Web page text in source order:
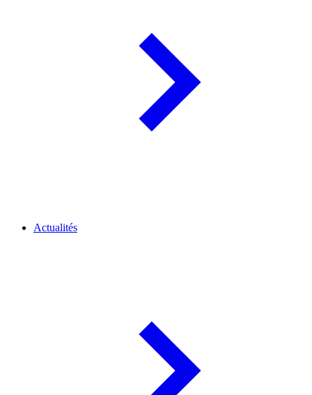
Actualités